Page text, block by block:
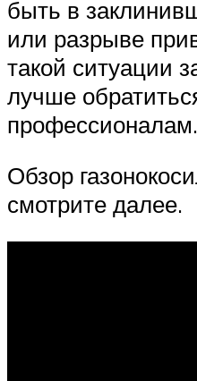
быть в
или разрыве
такой ситуации
лучше
профессионалам.
Обзор
смотрите далее.